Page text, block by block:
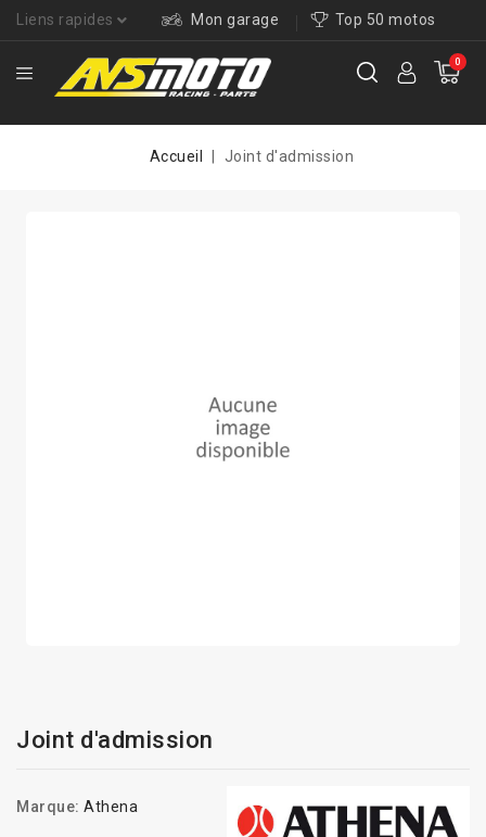
Liens rapides Mon garage Top 50 motos
0
Accueil Joint d'admission
Joint d'admission
Marque: Athena